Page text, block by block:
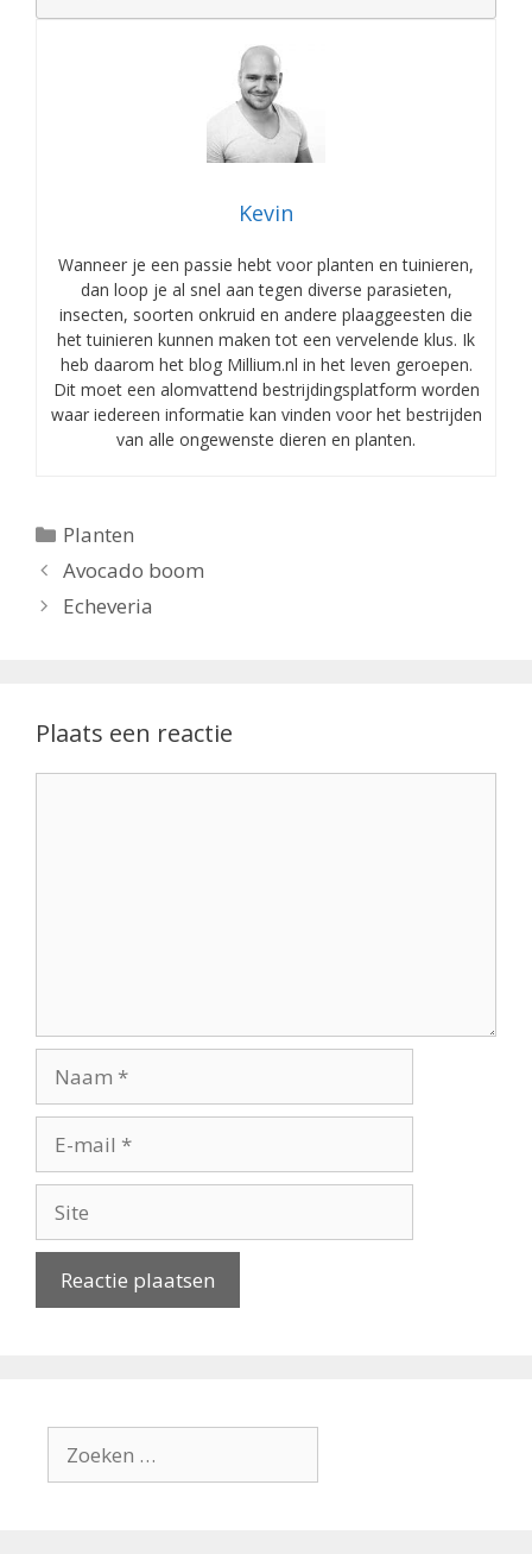
Kevin
Wanneer je een passie hebt voor planten en tuinieren,
dan loop je al snel aan tegen diverse parasieten,
insecten, soorten onkruid en andere plaaggeesten die
het tuinieren kunnen maken tot een vervelende klus. Ik
heb daarom het blog Millium.nl in het leven geroepen.
Dit moet een alomvattend bestrijdingsplatform worden
waar iedereen informatie kan vinden voor het bestrijden
van alle ongewenste dieren en planten.
Categorieën
Planten
Avocado boom
Echeveria
Plaats een reactie
mail
naar: